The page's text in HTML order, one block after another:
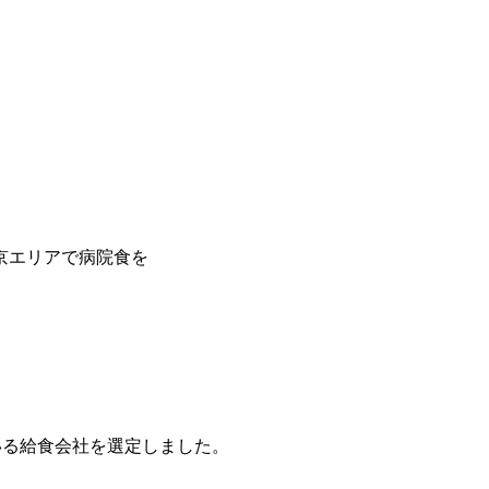
エリアで病院食を
給食会社を選定しました。